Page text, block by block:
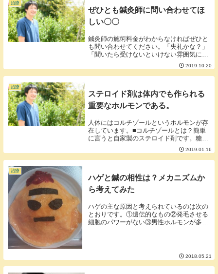
治療
ぜひとも鍼灸師に問い合わせてほ
しい〇〇
鍼灸師の施術料金がわからなければぜひと
も問い合わせてください。「失礼かな？」
「聞いたら受けないといけない雰囲気にな
るかな？」そんな心配、遠慮は全くいりま
せん。なぜなら鍼灸師はどこにでも施術料
金を記載できるわけではないから。料金を
2019.10.20
治療
ステロイド剤は体内でも作られる
重要なホルモンである。
人体にはコルチゾールというホルモンが存
在しています。■コルチゾールとは？簡単
に言うと自家製のステロイド剤です。糖質
コルチコイドとも呼ばれています。ステロ
イド剤というとマイナスなイメージを抱く
人が多そうですが実は人間には重要なホル
2019.01.16
治療
ハゲと鍼の相性は？メカニズムか
ら考えてみた
ハゲの主な原因と考えられているのは次の
とおりです。①遺伝的なもの②発毛させる
細胞のパワーがない③男性ホルモンが多い
2018.05.21